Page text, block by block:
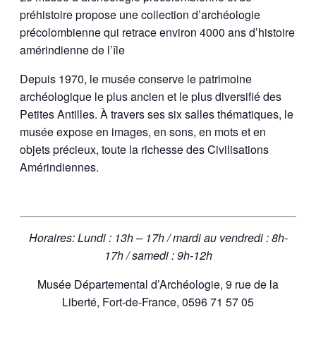
préhistoire propose une collection d’archéologie
précolombienne qui retrace environ 4000 ans d’histoire
amérindienne de l’île
Depuis 1970, le musée conserve le patrimoine
archéologique le plus ancien et le plus diversifié des
Petites Antilles. À travers ses six salles thématiques, le
musée expose en images, en sons, en mots et en
objets précieux, toute la richesse des Civilisations
Amérindiennes.
Horaires: Lundi : 13h – 17h / mardi au vendredi : 8h-
17h / samedi : 9h-12h
Musée Départemental d’Archéologie, 9 rue de la
Liberté, Fort-de-France, 0596 71 57 05